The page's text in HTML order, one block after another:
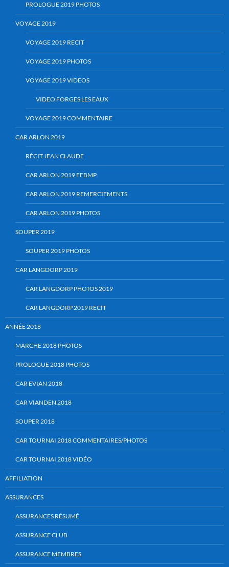
PROLOGUE 2019 PHOTOS
VOYAGE 2019
VOYAGE 2019 RECIT
VOYAGE 2019 PHOTOS
VOYAGE 2019 VIDEOS
VIDEO FORGES LES EAUX
VOYAGE 2019 COMMENTAIRE
CAR ARLON 2019
RÉCIT JEAN CLAUDE
CAR ARLON 2019 FFBMP
CAR ARLON 2019 REMERCIEMENTS
CAR ARLON 2019 PHOTOS
SOUPER 2019
SOUPER 2019 PHOTOS
CAR LANGDORP 2019
CAR LANGDORP PHOTOS 2019
CAR LANGDORP 2019 RECIT
ANNÉE 2018
MARCHE 2018 PHOTOS
PROLOGUE 2018 PHOTOS
CAR EVIAN 2018
CAR VIANDEN 2018
SOUPER 2018
CAR TOURNAI 2018 COMMENTAIRES/PHOTOS
CAR TOURNAI 2018 VIDÉO
AFFILIATION
ASSURANCES
ASSURANCES RÉSUMÉ
ASSURANCE CLUB
ASSURANCE MEMBRES